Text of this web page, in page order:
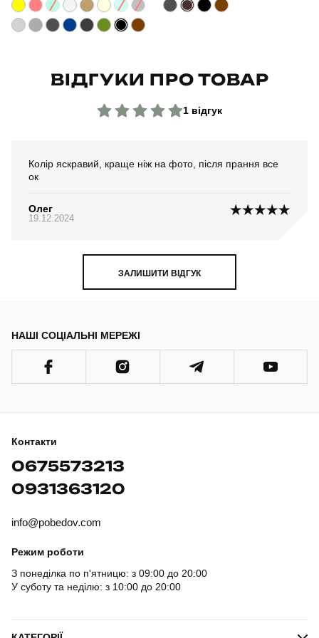
Склад тканини 80% бавовна, 15% поліестер, 5% еластан
ВІДГУКИ ПРО ТОВАР
1 відгук
Колір яскравий, краще ніж на фото, після прання все
ок
Олег
19.12.2024
ЗАЛИШИТИ ВІДГУК
НАШІ СОЦІАЛЬНІ МЕРЕЖІ
Контакти
0675573213
0931363120
info@pobedov.com
Режим роботи
З понеділка по п'ятницю: з 09:00 до 20:00
У суботу та неділю: з 10:00 до 20:00